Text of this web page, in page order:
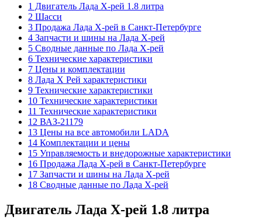
1 Двигатель Лада Х-рей 1.8 литра
2 Шасси
3 Продажа Лада Х-рей в Санкт-Петербурге
4 Запчасти и шины на Лада Х-рей
5 Сводные данные по Лада Х-рей
6 Технические характеристики
7 Цены и комплектации
8 Лада Х Рей характеристики
9 Технические характеристики
10 Технические характеристики
11 Технические характеристики
12 ВАЗ-21179
13 Цены на все автомобили LADA
14 Комплектации и цены
15 Управляемость и внедорожные характеристики
16 Продажа Лада Х-рей в Санкт-Петербурге
17 Запчасти и шины на Лада Х-рей
18 Сводные данные по Лада Х-рей
Двигатель Лада Х-рей 1.8 литра